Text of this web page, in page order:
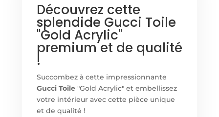
Découvrez cette
splendide Gucci Toile
"Gold Acrylic"
premium et de qualité
!
Succombez à cette impressionnante
Gucci Toile"Gold Acrylic" et embellissez
votre intérieur avec cette pièce unique
et de qualité !